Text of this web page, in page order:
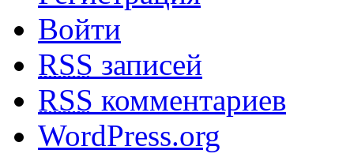
Войти
RSS записей
RSS комментариев
WordPress.org